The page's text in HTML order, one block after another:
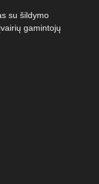
su šildymo
gamintojų